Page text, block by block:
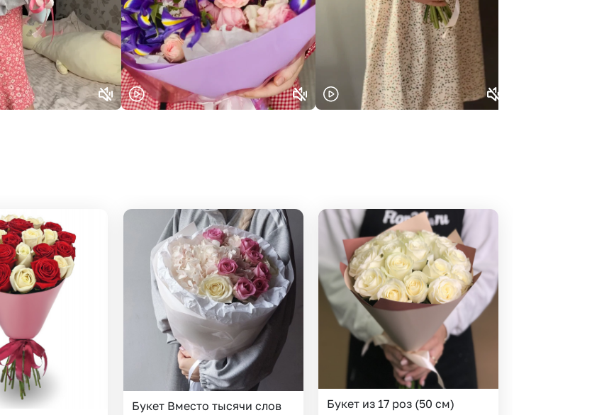
Самара
Уфа
Екатеринбург
Омск
Букет Вместо тысячи слов Букет из 17 роз (50 см)